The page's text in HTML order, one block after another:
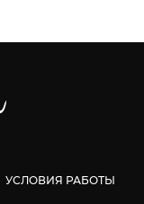
УСЛОВИЯ РАБОТЫ